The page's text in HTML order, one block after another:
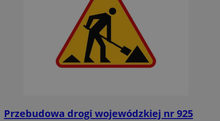
Przebudowa drogi wojewódzkiej nr 925